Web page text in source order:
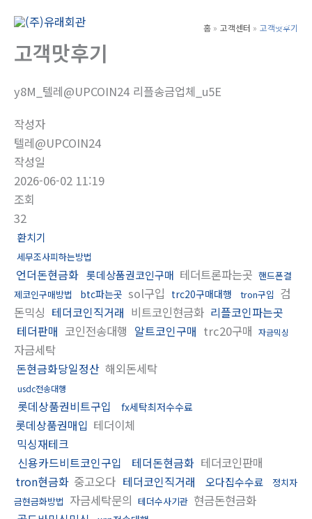
Main
홈 고객센터 고객맛후기
고객맛후기
y8M_텔레@UPCOIN24 리플송금업체_u5E
작성자
텔레@UPCOIN24
작성일
2026-06-02 11:19
조회
32
환치기
세무조사피하는방법
언더돈현금화 롯데상품권코인구매 테더트론파는곳 핸드폰결
제코인구매방법
btc파는곳 sol구입 trc20구매대행 tron구입 검
돈믹싱 테더코인직거래 비트코인현금화 리플코인파는곳
테더판매 코인전송대행 알트코인구매 trc20구매 자금믹싱
자금세탁
돈현금화당일정산 해외돈세탁
usdc전송대행
롯데상품권비트구입 fx세탁최저수수료
롯데상품권매입 테더이체
믹싱재테크
신용카드비트코인구입
테더돈현금화 테더코인판매
tron현금화 중고오다 테더코인직거래 오다집수수료
정치자
금현금화방법 자금세탁문의 테더수사기관 현금돈현금화